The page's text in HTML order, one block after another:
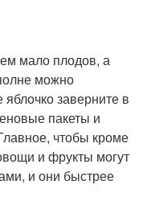
мало плодов, а
можно
заверните в
пакеты и
чтобы кроме
и фрукты могут
и они быстрее